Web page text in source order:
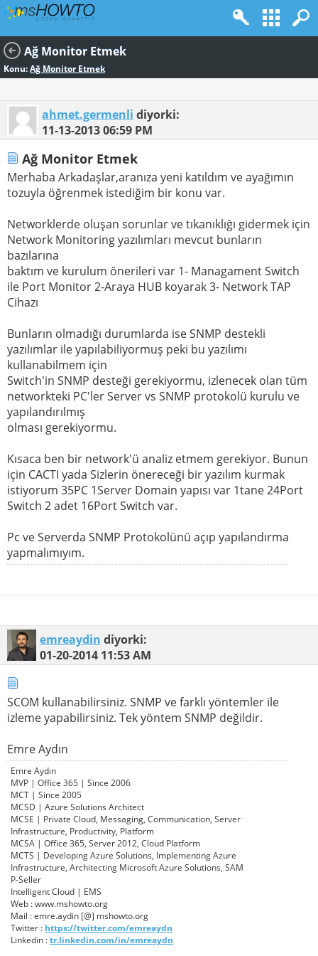
Ağ Monitor Etmek
Konu:Ağ Monitor Etmek
ahmet.germenli diyorki:
11-13-201306:59 PM
Ağ Monitor Etmek
Merhaba Arkadaşlar,aranıza yeni katıldım ve ayağımın
tozuyla öğrenmek istediğim bir konu var.
Networklerde oluşan sorunlar ve tıkanıklığı gidermek için
Network Monitoring yazılımları mevcut bunların
bazılarına
baktım ve kurulum önerileri var 1- Managament Switch
ile Port Monitor 2-Araya HUB koyarak 3- Network TAP
Cihazı
Bunların olmadığı durumlarda ise SNMP destekli
yazılımlar ile yapılabiliyormuş peki bu yazılımı
kullanabilmem için
Switch'in SNMP desteği gerekiyormu, izlenecek olan tüm
networkteki PC'ler Server vs SNMP protokolü kurulu ve
yapılandırılmış
olması gerekiyormu.
Kısaca ben bir network'ü analiz etmem gerekiyor. Bunun
için CACTI yada Sizlerin önereceği bir yazılım kurmak
istiyorum 35PC 1Server Domain yapısı var 1tane 24Port
Switch 2 adet 16Port Switch var.
Pc ve Serverda SNMP Protokolünü açıp yapılandırma
yapmalımıyım.
emreaydin diyorki:
01-20-2014 11:53 AM
SCOM kullanabilirsiniz. SNMP ve farklı yöntemler ile
izleme yapabilirsiniz. Tek yöntem SNMP değildir.
Emre Aydın
Emre Aydın
MVP | Office 365 | Since 2006
MCT | Since 2005
MCSD | Azure Solutions Architect
MCSE | Private Cloud, Messaging, Communication, Server
Infrastructure, Productivity, Platform
MCSA | Office 365, Server 2012, Cloud Platform
MCTS | Developing Azure Solutions, Implementing Azure
Infrastructure, Architecting Microsoft Azure Solutions, SAM
P-Seller
Intelligent Cloud | EMS
Web : www.mshowto.org
Mail : emre.aydin [@] mshowto.org
Twitter : https://twitter.com/emreaydn
Linkedin :tr.linkedin.com/in/emreaydn